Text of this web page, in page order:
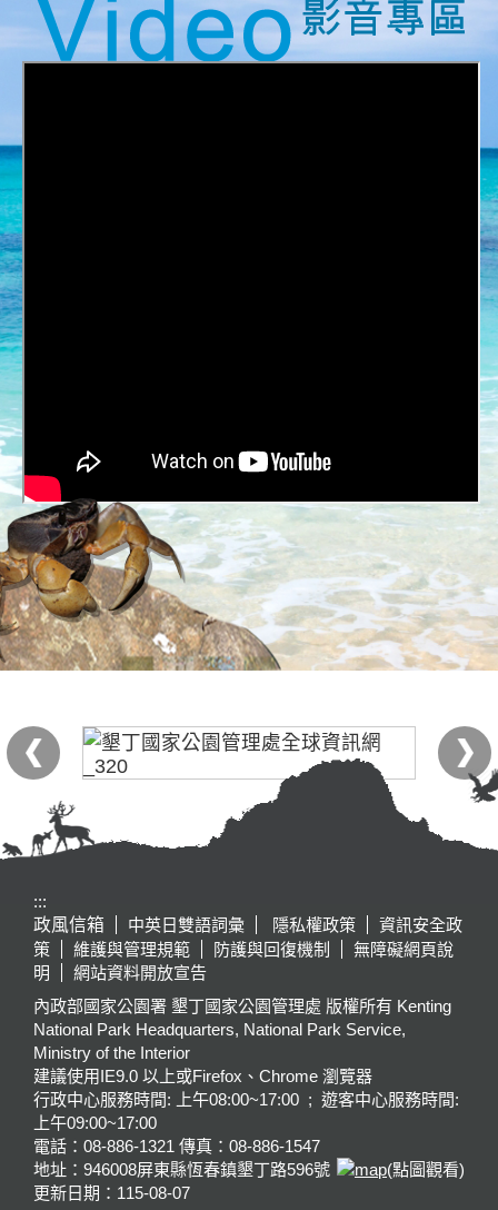
:::
政風信箱
中英日雙語詞彙 隱私權政策
資訊安全政
策
維護與管理規範 防護與回復機制
無障礙網頁說
明
網站資料開放宣告
內政部國家公園署 墾丁國家公園管理處 版權所有 Kenting
National Park Headquarters, National Park Service,
Ministry of the Interior
建議使用IE9.0 以上或Firefox、Chrome 瀏覽器
行政中心服務時間: 上午08:00~17:00 ; 遊客中心服務時間:
上午09:00~17:00
電話：08-886-1321 傳真：08-886-1547
地址：946008屏東縣恆春鎮墾丁路596號
(點圖觀看)
更新日期： 115-08-07